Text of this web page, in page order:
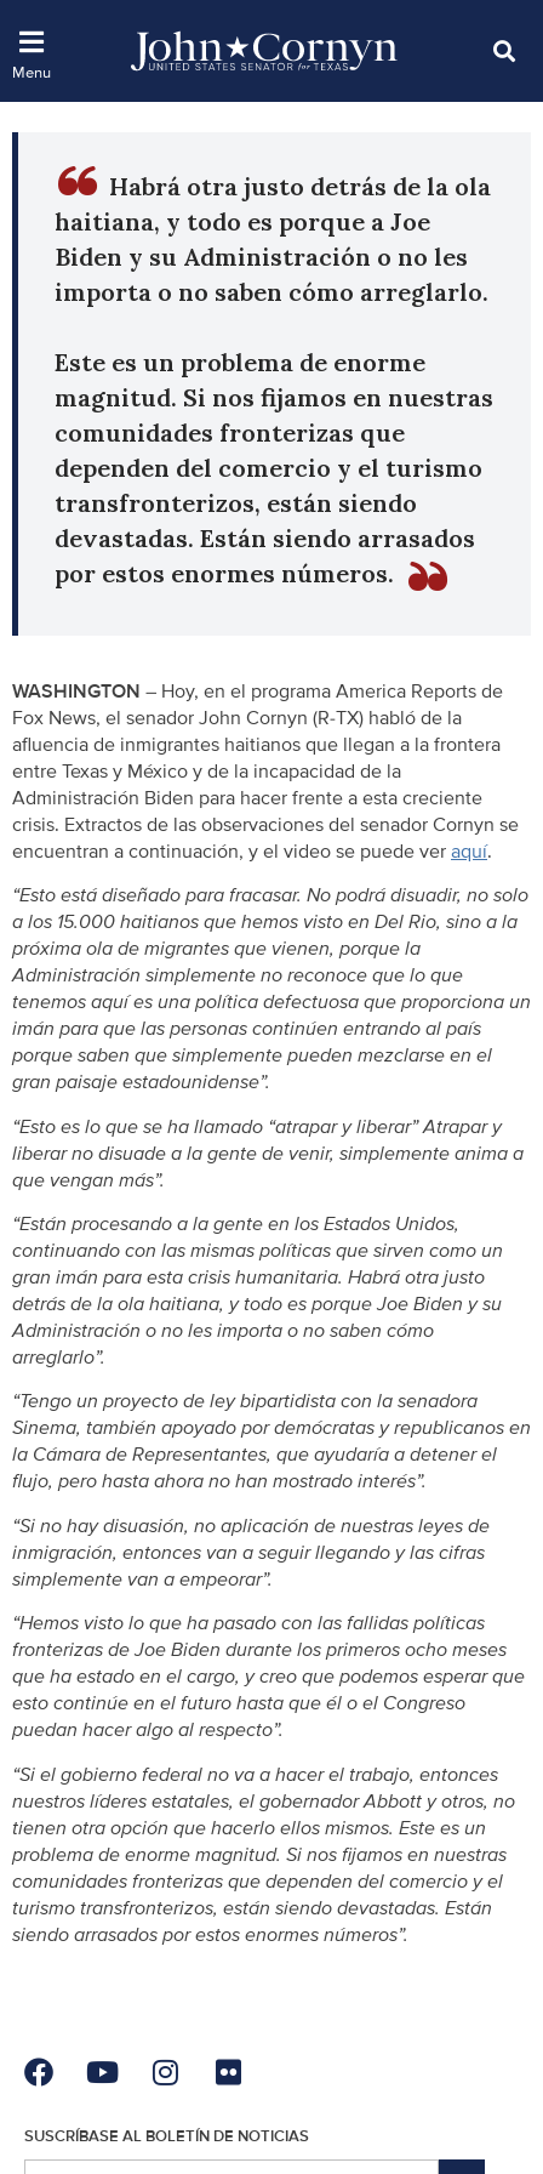
Habrá otra justo detrás de la ola
haitiana, y todo es porque a Joe
Biden y su Administración o no les
importa o no saben cómo arreglarlo.
Este es un problema de enorme
magnitud. Si nos fijamos en nuestras
comunidades fronterizas que
dependen del comercio y el turismo
transfronterizos, están siendo
devastadas. Están siendo arrasados
por estos enormes números.
WASHINGTON – Hoy, en el programa America Reports de
Fox News, el senador John Cornyn (R-TX) habló de la
afluencia de inmigrantes haitianos que llegan a la frontera
entre Texas y México y de la incapacidad de la
Administración Biden para hacer frente a esta creciente
crisis. Extractos de las observaciones del senador Cornyn se
encuentran a continuación, y el video se puede ver aquí.
“Esto está diseñado para fracasar. No podrá disuadir, no solo
a los 15.000 haitianos que hemos visto en Del Rio, sino a la
próxima ola de migrantes que vienen, porque la
Administración simplemente no reconoce que lo que
tenemos aquí es una política defectuosa que proporciona un
imán para que las personas continúen entrando al país
porque saben que simplemente pueden mezclarse en el
gran paisaje estadounidense”.
“Esto es lo que se ha llamado “atrapar y liberar” Atrapar y
liberar no disuade a la gente de venir, simplemente anima a
que vengan más”.
“Están procesando a la gente en los Estados Unidos,
continuando con las mismas políticas que sirven como un
gran imán para esta crisis humanitaria. Habrá otra justo
detrás de la ola haitiana, y todo es porque Joe Biden y su
Administración o no les importa o no saben cómo
arreglarlo”.
“Tengo un proyecto de ley bipartidista con la senadora
Sinema, también apoyado por demócratas y republicanos en
la Cámara de Representantes, que ayudaría a detener el
flujo, pero hasta ahora no han mostrado interés”.
“Si no hay disuasión, no aplicación de nuestras leyes de
inmigración, entonces van a seguir llegando y las cifras
simplemente van a empeorar”.
“Hemos visto lo que ha pasado con las fallidas políticas
fronterizas de Joe Biden durante los primeros ocho meses
que ha estado en el cargo, y creo que podemos esperar que
esto continúe en el futuro hasta que él o el Congreso
puedan hacer algo al respecto”.
“Si el gobierno federal no va a hacer el trabajo, entonces
nuestros líderes estatales, el gobernador Abbott y otros, no
tienen otra opción que hacerlo ellos mismos. Este es un
problema de enorme magnitud. Si nos fijamos en nuestras
comunidades fronterizas que dependen del comercio y el
turismo transfronterizos, están siendo devastadas. Están
siendo arrasados por estos enormes números”.
SUSCRÍBASE AL BOLETÍN DE NOTICIAS